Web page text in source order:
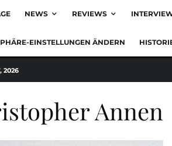
NEWS REVIEWS
EINSTELLUNGEN ÄNDERN
2026
Annen